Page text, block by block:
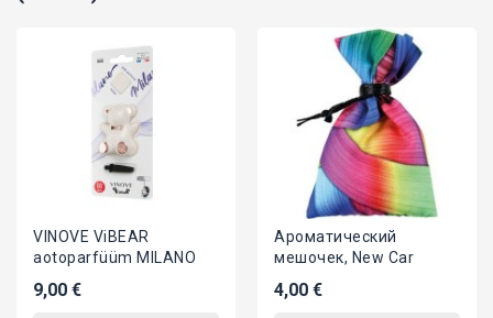
VINOVE ViBEAR
aotoparfüüm MILANO
9,00 €
Ароматический
мешочек, New Car
4,00 €